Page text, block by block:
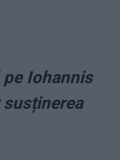
pe Iohannis